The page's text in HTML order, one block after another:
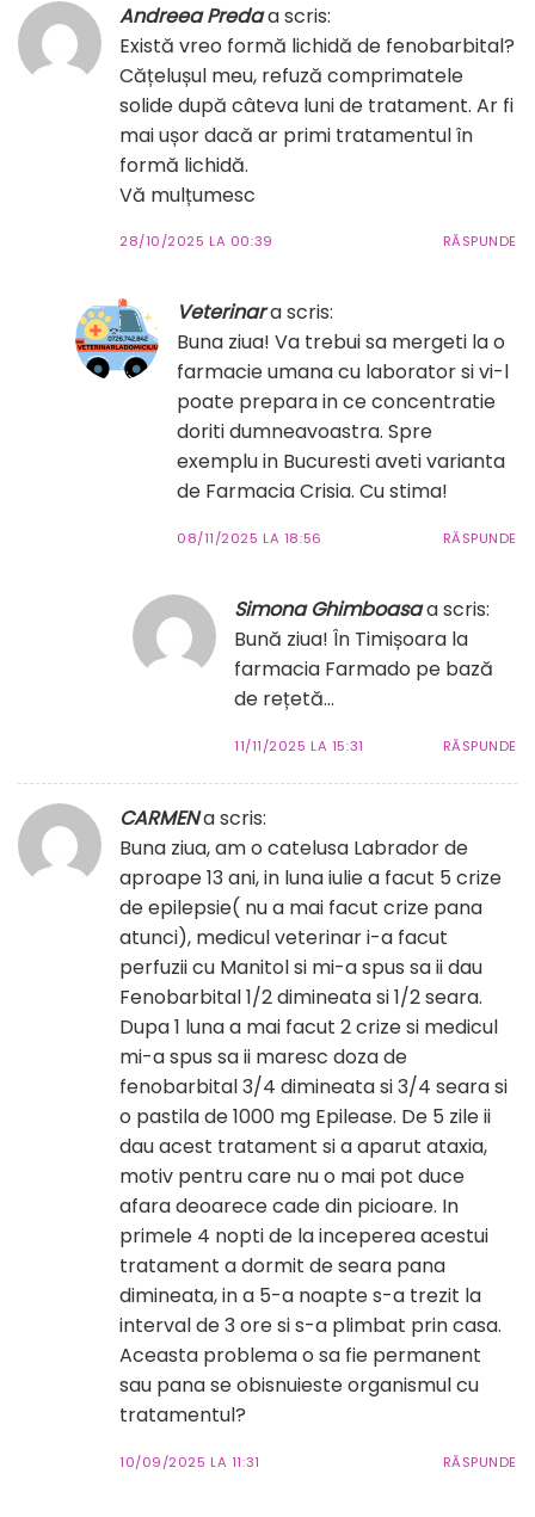
Andreea Predaa scris:
Există vreo formă lichidă de fenobarbital?
Cățelușul meu, refuză comprimatele
solide după câteva luni de tratament. Ar fi
mai ușor dacă ar primi tratamentul în
formă lichidă.
Vă mulțumesc
28/10/2025 LA 00:39 RĂSPUNDE
Veterinara scris:
Buna ziua! Va trebui sa mergeti la o
farmacie umana cu laborator si vi-l
poate prepara in ce concentratie
doriti dumneavoastra. Spre
exemplu in Bucuresti aveti varianta
de Farmacia Crisia. Cu stima!
08/11/2025 LA 18:56 RĂSPUNDE
Simona Ghimboasaa scris:
Bună ziua! În Timișoara la
farmacia Farmado pe bază
de rețetă…
11/11/2025 LA 15:31 RĂSPUNDE
CARMENa scris:
Buna ziua, am o catelusa Labrador de
aproape 13 ani, in luna iulie a facut 5 crize
de epilepsie( nu a mai facut crize pana
atunci), medicul veterinar i-a facut
perfuzii cu Manitol si mi-a spus sa ii dau
Fenobarbital 1/2 dimineata si 1/2 seara.
Dupa 1 luna a mai facut 2 crize si medicul
mi-a spus sa ii maresc doza de
fenobarbital 3/4 dimineata si 3/4 seara si
o pastila de 1000 mg Epilease. De 5 zile ii
dau acest tratament si a aparut ataxia,
motiv pentru care nu o mai pot duce
afara deoarece cade din picioare. In
primele 4 nopti de la inceperea acestui
tratament a dormit de seara pana
dimineata, in a 5-a noapte s-a trezit la
interval de 3 ore si s-a plimbat prin casa.
Aceasta problema o sa fie permanent
sau pana se obisnuieste organismul cu
tratamentul?
10/09/2025 LA 11:31 RĂSPUNDE